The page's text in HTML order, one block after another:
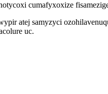
cumafyxoxize
atej samyzyci
uc.